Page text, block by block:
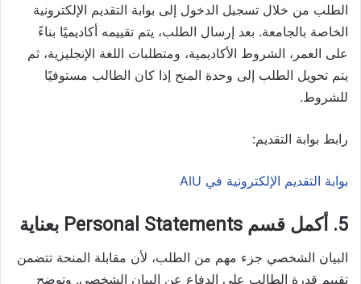
الطلب من خلال تسجيل الدخول إلى بوابة التقديم الإلكترونية
الخاصة بالجامعة. بعد إرسال الطلب، يتم تقييمه أكاديميًا بناءً
على العمر، الشروط الأكاديمية، ومتطلبات اللغة الإنجليزية، ثم
يتم تحويل الطلب إلى وحدة المنح إذا كان الطالب مستوفيًا
للشروط.
رابط بوابة التقديم:
بوابة التقديم الإلكترونية في AIU
5. أكمل قسم Personal Statements بعناية
البيان الشخصي جزء مهم من الطلب، لأن مقابلة المنحة تتضمن
تقييم قدرة الطالب على الدفاع عن البيان الشخصي. وتوضح